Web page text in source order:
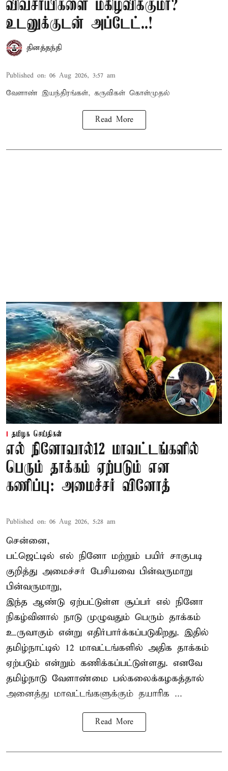
விவசாயிகளை மகிழ்விக்குமா?
உடனுக்குடன் அப்டேட்..!
தினத்தந்தி
Published on: 06 Aug 2026, 3:57 am
வேளாண் இயந்திரங்கள், கருவிகள் கொள்முதல்
Read More
தமிழக செய்திகள்
எல் நினோவால்12 மாவட்டங்களில்
பெரும் தாக்கம் ஏற்படும் என
கணிப்பு: அமைச்சர் வினோத்
Published on: 06 Aug 2026, 5:28 am
சென்னை,
பட்ஜெட்டில் எல் நினோ மற்றும் பயிர் சாகுபடி
குறித்து அமைச்சர் பேசியவை பின்வருமாறு
பின்வருமாறு,
இந்த ஆண்டு ஏற்பட்டுள்ள சூப்பர் எல் நினோ
நிகழ்வினால் நாடு முழுவதும் பெரும் தாக்கம்
உருவாகும் என்று எதிர்பார்க்கப்படுகிறது. இதில்
தமிழ்நாட்டில் 12 மாவட்டங்களில் அதிக தாக்கம்
ஏற்படும் என்றும் கணிக்கப்பட்டுள்ளது. எனவே
தமிழ்நாடு வேளாண்மை பல்கலைக்கழகத்தால்
அனைத்து மாவட்டங்களுக்கும் தயாரிக ...
Read More